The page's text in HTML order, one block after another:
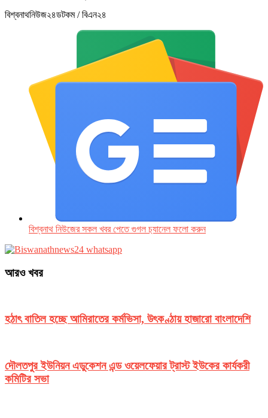
বিশ্বনাথনিউজ২৪ডটকম / বিএন২৪
বিশ্বনাথ নিউজের সকল খবর পেতে গুগল চ‌্যানেল ফলো করুন
আরও খবর
হঠাৎ বাতিল হচ্ছে আমিরাতের কর্মভিসা, উৎকণ্ঠায় হাজারো বাংলাদেশি
দৌলতপুর ইউনিয়ন এডুকেশন এন্ড ওয়েলফেয়ার ট্রাস্ট ইউকের কার্যকরী
কমিটির সভা